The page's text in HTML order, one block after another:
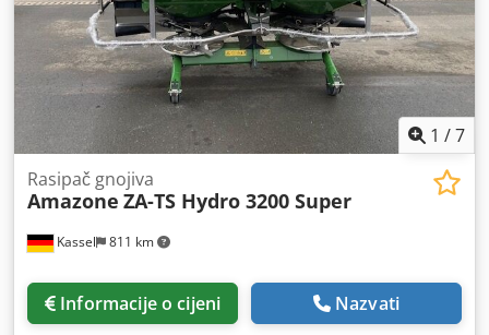
1 /7
Kassel 811 km
Rasipač gnojiva
Amazone ZA-TS Hydro 3200 Super
Informacije o cijeni Nazvati